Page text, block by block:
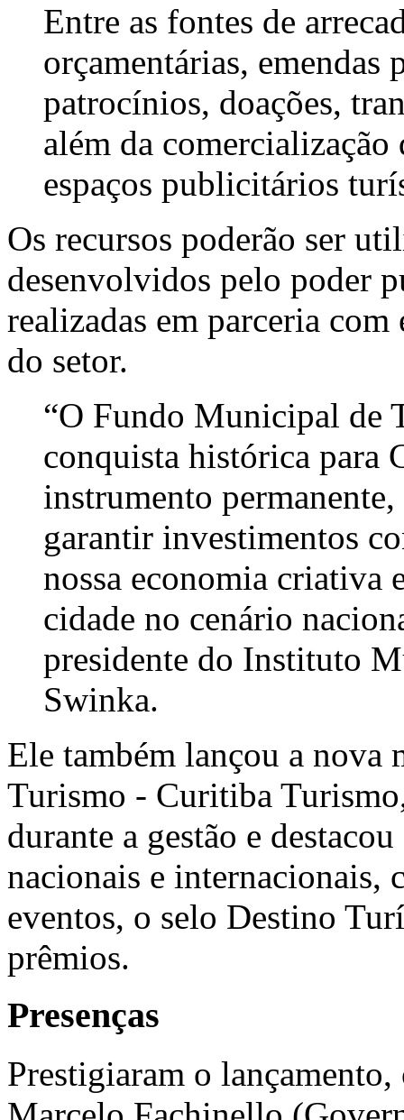
Entre as fontes de
orçamentárias, emendas
patrocínios, doações,
além da
espaços publicitários
Os recursos poderão ser
desenvolvidos pelo poder
realizadas em parceria
do setor.
“O Fundo Municipal de
conquista histórica para
instrumento
garantir investimentos
nossa economia criativa
cidade no cenário
presidente do Instituto
Swinka.
Ele também lançou a nova
Turismo - Curitiba Turismo
durante a gestão e
nacionais e internacionais,
eventos, o selo Destino
prêmios.
Presenças
Prestigiaram o